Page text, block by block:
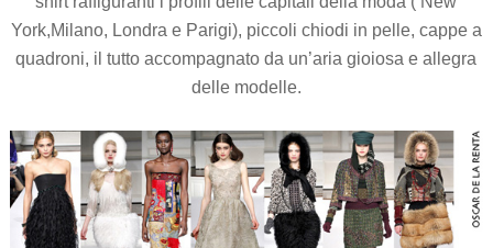
York,Milano, Londra e Parigi), piccoli chiodi in pelle, cappe a
quadroni, il tutto accompagnato da un’aria gioiosa e allegra
delle modelle.